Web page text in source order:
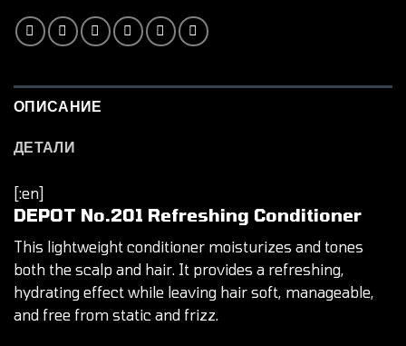
ОПИСАНИЕ
ДЕТАЛИ
[:en]
DEPOT No.201 Refreshing Conditioner
This lightweight conditioner moisturizes and tones
both the scalp and hair. It provides a refreshing,
hydrating effect while leaving hair soft, manageable,
and free from static and frizz.